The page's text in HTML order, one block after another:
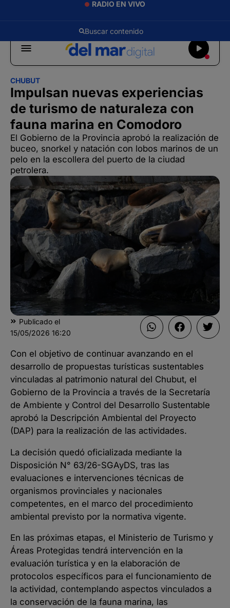
RADIO EN VIVO
CHUBUT
Impulsan nuevas experiencias
de turismo de naturaleza con
fauna marina en Comodoro
El Gobierno de la Provincia aprobó la realización de
buceo, snorkel y natación con lobos marinos de un
pelo en la escollera del puerto de la ciudad
petrolera.
Publicado el
15/05/2026 16:20
Con el objetivo de continuar avanzando en el
desarrollo de propuestas turísticas sustentables
vinculadas al patrimonio natural del Chubut, el
Gobierno de la Provincia a través de la Secretaría
de Ambiente y Control del Desarrollo Sustentable
aprobó la Descripción Ambiental del Proyecto
(DAP) para la realización de las actividades.
La decisión quedó oficializada mediante la
Disposición N° 63/26-SGAyDS, tras las
evaluaciones e intervenciones técnicas de
organismos provinciales y nacionales
competentes, en el marco del procedimiento
ambiental previsto por la normativa vigente.
En las próximas etapas, el Ministerio de Turismo y
Áreas Protegidas tendrá intervención en la
evaluación turística y en la elaboración de
protocolos específicos para el funcionamiento de
la actividad, contemplando aspectos vinculados a
la conservación de la fauna marina, las